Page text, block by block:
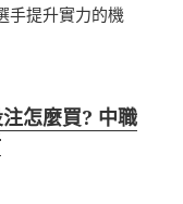
手提升實力的機
怎麼買? 中職